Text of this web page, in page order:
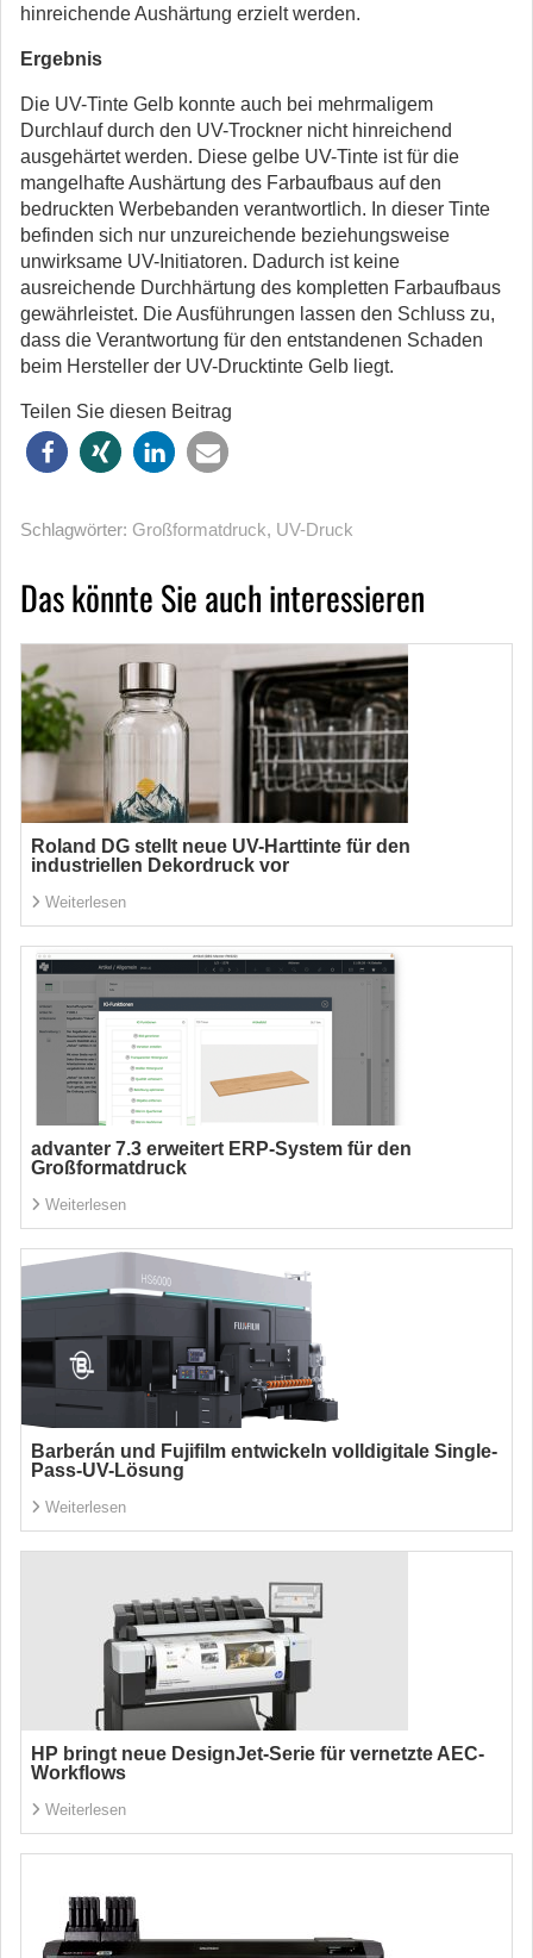
hinreichende Aushärtung erzielt werden.
Ergebnis
Die UV-Tinte Gelb konnte auch bei mehrmaligem
Durchlauf durch den UV-Trockner nicht hinreichend
ausgehärtet werden. Diese gelbe UV-Tinte ist für die
mangelhafte Aushärtung des Farbaufbaus auf den
bedruckten Werbebanden verantwortlich. In dieser Tinte
befinden sich nur unzureichende beziehungsweise
unwirksame UV-Initiatoren. Dadurch ist keine
ausreichende Durchhärtung des kompletten Farbaufbaus
gewährleistet. Die Ausführungen lassen den Schluss zu,
dass die Verantwortung für den entstandenen Schaden
beim Hersteller der UV-Drucktinte Gelb liegt.
Teilen Sie diesen Beitrag
Schlagwörter: Großformatdruck, UV-Druck
Das könnte Sie auch interessieren
Roland DG stellt neue UV-Harttinte für den
industriellen Dekordruck vor
Weiterlesen
advanter 7.3 erweitert ERP-System für den
Großformatdruck
Weiterlesen
Barberán und Fujifilm entwickeln volldigitale Single-
Pass-UV-Lösung
Weiterlesen
HP bringt neue DesignJet-Serie für vernetzte AEC-
Workflows
Weiterlesen